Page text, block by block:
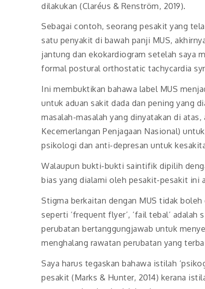
dilakukan (Claréus & Renström, 2019).
Sebagai contoh, seorang pesakit yang
satu penyakit di bawah panji MUS,
jantung dan ekokardiogram setelah saya
formal postural orthostatic tachycardia
Ini membuktikan bahawa label MUS
untuk aduan sakit dada dan pening yang
masalah-masalah yang dinyatakan di
Kecemerlangan Penjagaan Nasional)
psikologi dan anti-depresan untuk
Walaupun bukti-bukti saintifik dipilih
bias yang dialami oleh pesakit-pesakit ini
Stigma berkaitan dengan MUS tidak
seperti ‘frequent flyer’, ‘fail tebal’
perubatan bertanggungjawab untuk
menghalang rawatan perubatan yang
Saya harus tegaskan bahawa istilah
pesakit (Marks & Hunter, 2014) kerana